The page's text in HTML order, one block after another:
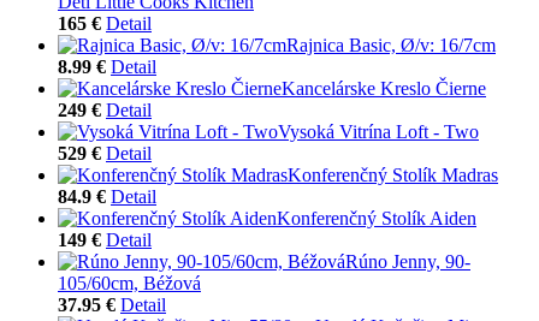
165 € Detail
Rajnica Basic, Ø/v: 16/7cm
8.99 € Detail
Kancelárske Kreslo Čierne
249 € Detail
Vysoká Vitrína Loft - Two
529 € Detail
Konferenčný Stolík Madras
84.9 € Detail
Konferenčný Stolík Aiden
149 € Detail
Rúno Jenny, 90-
105/60cm, Béžová
37.95 € Detail